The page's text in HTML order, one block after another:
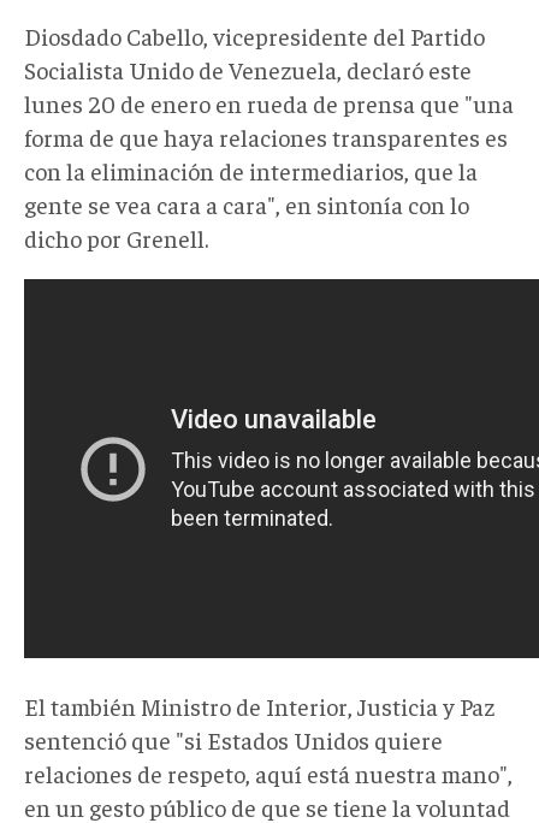
Diosdado Cabello, vicepresidente del Partido
Socialista Unido de Venezuela, declaró este
lunes 20 de enero en rueda de prensa que "una
forma de que haya relaciones transparentes es
con la eliminación de intermediarios, que la
gente se vea cara a cara", en sintonía con lo
dicho por Grenell.
El también Ministro de Interior, Justicia y Paz
sentenció que "si Estados Unidos quiere
relaciones de respeto, aquí está nuestra mano",
en un gesto público de que se tiene la voluntad